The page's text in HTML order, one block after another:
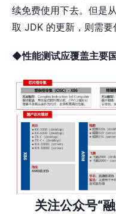
续免费使用下去。但是
取 JDK 的更新，则需要
◆性能测试应覆盖主要
关注公众号“